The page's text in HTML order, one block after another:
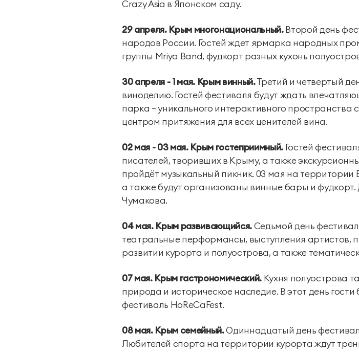
Crazy Asia в Японском саду.
29 апреля. Крым многонациональный.Второй день
народов России. Гостей ждет ярмарка народных
группы Mriya Band, фудкорт разных кухонь
30 апреля - 1 мая.Крым винный.Третий и четвертый
виноделию. Гостей фестиваля будут ждать
парка – уникального интерактивного
центром притяжения для всех ценителей вина.
02 мая - 03 мая.Крым гостеприимный.Гостей
писателей, творивших в Крыму, а также
пройдёт музыкальный пикник. 03 мая на
а также будут организованы винные бары и
Чумакова.
04 мая. Крым развивающийся.Седьмой день
театральные перформансы, выступления артистов,
развитии курорта и полуострова, а также
07 мая. Крым гастрономический.Кухня полуострова
природа и историческое наследие. В этот день
фестиваль HoReCaFest.
08 мая. Крым семейный.Одиннадцатый день
Любителей спорта на территории курорта ждут
Экскурсии
Экскурсии на